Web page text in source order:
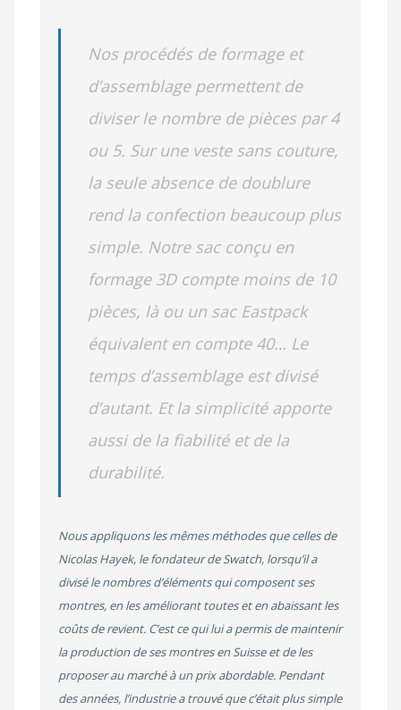
Nos procédés de formage et
d’assemblage permettent de
diviser le nombre de pièces par 4
ou 5. Sur une veste sans couture,
la seule absence de doublure
rend la confection beaucoup plus
simple. Notre sac conçu en
formage 3D compte moins de 10
pièces, là ou un sac Eastpack
équivalent en compte 40… Le
temps d’assemblage est divisé
d’autant. Et la simplicité apporte
aussi de la fiabilité et de la
durabilité.
Nous appliquons les mêmes méthodes que celles de
Nicolas Hayek, le fondateur de Swatch, lorsqu’il a
divisé le nombres d’éléments qui composent ses
montres, en les améliorant toutes et en abaissant les
coûts de revient. C’est ce qui lui a permis de maintenir
la production de ses montres en Suisse et de les
proposer au marché à un prix abordable. Pendant
des années, l’industrie a trouvé que c’était plus simple